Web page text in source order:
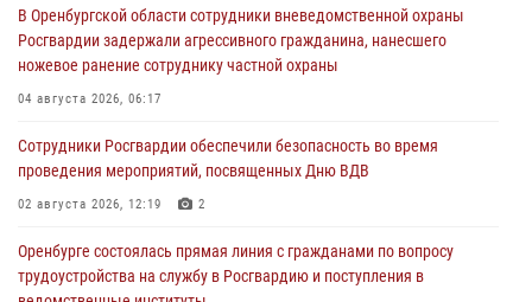
В Оренбургской области сотрудники вневедомственной охраны
Росгвардии задержали агрессивного гражданина, нанесшего
ножевое ранение сотруднику частной охраны
04 августа 2026, 06:17
Сотрудники Росгвардии обеспечили безопасность во время
проведения мероприятий, посвященных Дню ВДВ
02 августа 2026, 12:19 2
Оренбурге состоялась прямая линия с гражданами по вопросу
трудоустройства на службу в Росгвардию и поступления в